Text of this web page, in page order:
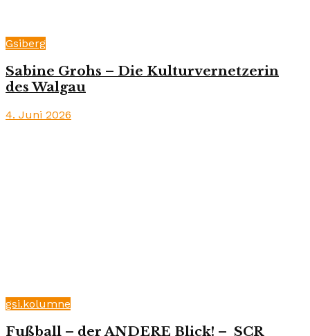
Gsiberg
Sabine Grohs – Die Kulturvernetzerin
des Walgau
4. Juni 2026
gsi.kolumne
Fußball – der ANDERE Blick! – SCR